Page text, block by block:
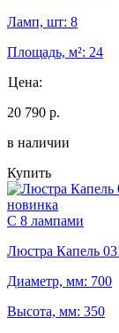
Ламп, шт: 8
Площадь, м²: 24
Цена:
20 790 р.
в наличии
Купить
новинка
С 8 лампами
Люстра Капель
Диаметр, мм: 700
Высота, мм: 350